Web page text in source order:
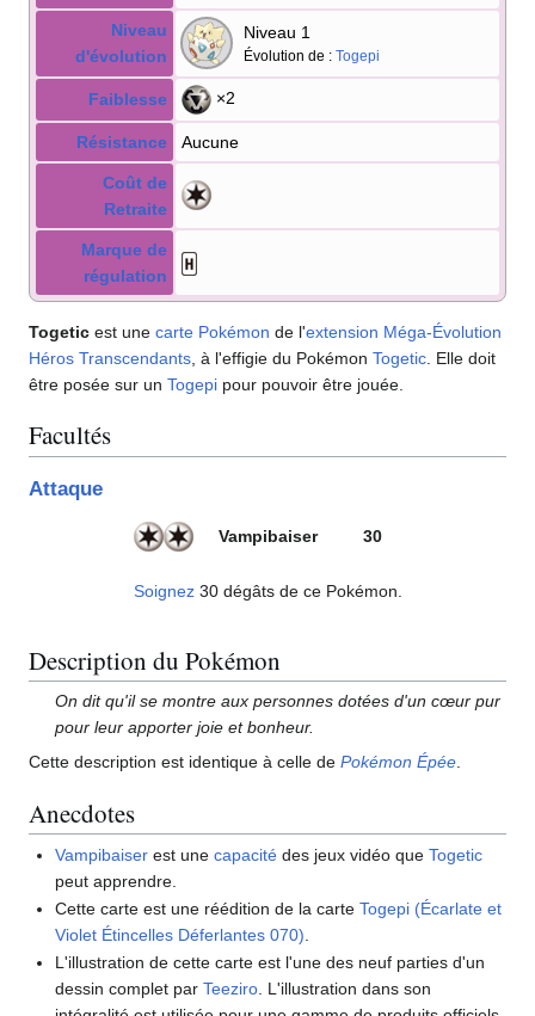
Niveau
d'évolution
Niveau 1
Évolution de : Togepi
Faiblesse ×2
Résistance Aucune
Coût de
Retraite
Marque de
régulation
Togetic est une carte Pokémon de l'extension Méga-Évolution
Héros Transcendants , à l'effigie du Pokémon Togetic . Elle doit
être posée sur un Togepi pour pouvoir être jouée.
Facultés
Attaque
Vampibaiser 30
Soignez30 dégâts de ce Pokémon.
Description du Pokémon
On dit qu'il se montre aux personnes dotées d'un cœur pur
pour leur apporter joie et bonheur.
Cette description est identique à celle de Pokémon Épée.
Anecdotes
Vampibaiser est unecapacité des jeux vidéo queTogetic
peut apprendre.
Cette carte est une réédition de la carteTogepi (Écarlate et
Violet Étincelles Déferlantes 070)
L'illustration de cette carte est l'une des neuf parties d'un
dessin complet parTeeziro. L'illustration dans son